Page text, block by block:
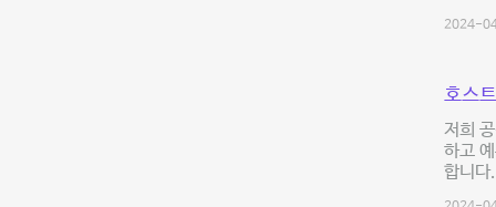
2024-
호스
저희
하고
합니다.